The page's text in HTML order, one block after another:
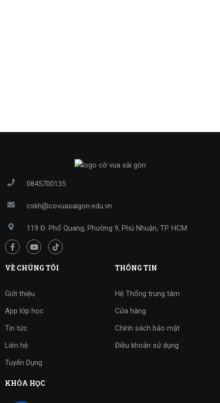
0845700135
cskh@covuasaigon.edu.vn
119 Đ. Phổ Quang, Phường 9, Phú Nhuận, TP. HCM
VỀ CHÚNG TÔI
Giới thiệu
App lớp học
Tin tức
Liên hệ
Tuyển Dụng
THÔNG TIN
Hệ Thống trung tâm
Cửa hàng
Chính sách bảo mật
Điều khoản sử dụng
KHÓA HỌC